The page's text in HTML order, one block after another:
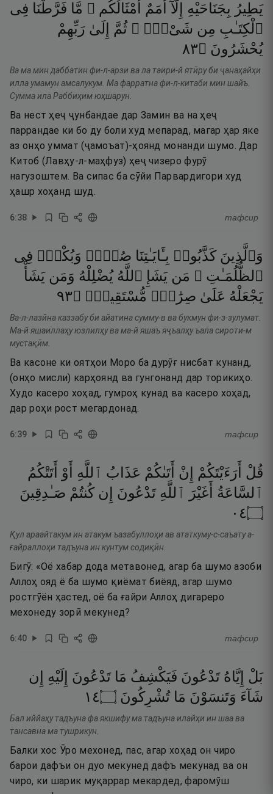
يَطِيرُ بِجَنَاحَيْهِ إِلَّآ أُمَمٌ أَمْثَالُكُم ۚ مَّا فَرَّطْنَا فِى
ٱلْكِتَـٰبِ مِن شَىْءٍۢ ۚ ثُمَّ إِلَىٰ رَبِّهِمْ
يُحْشَرُونَ ۝٣٨
Ва ма мин даббатин фи-л-арзи ва ла таири-й ятӣру би ҷанаҳайҳи
илла умамун амсалукум. Ма фарратна фи-л-китаби мин шайъ.
Сумма ила Раббиҳим юҳшарун.
Ва нест ҳеҷ ҷунбандае дар Замин ва на ҳеҷ
паррандае ки бо ду боли худ мепарад, магар ҳар яке
аз онҳо уммат (ҷамоъат)-ҳоянд монанди шумо. Дар
Китоб (Лавҳу-л-маҳфуз) ҳеҷ чизеро фурӯ
нагузоштем. Ва сипас ба сӯйи Парвардигори худ
ҳашр хоҳанд шуд.
6:38 тафсир
وَٱلَّذِينَ كَذَّبُوا۟ بِـَٔايَـٰتِنَا صُمٌّۭ وَبُكْمٌۭ فِى
ٱلظُّلُمَـٰتِ ۗ مَن يَشَإِ ٱللَّهُ يُضْلِلْهُ وَمَن يَشَأْ
يَجْعَلْهُ عَلَىٰ صِرَٰطٍۢ مُّسْتَقِيمٍۢ ۝٣٩
Ва-л-лазӣна каззабу би айатина сумму-в ва букмун фи-з-зулумат.
Ма-й яшаиллаҳу юзлилҳу ва ма-й яшаъ яҷъалҳу ъала сироти-м
мустақӣм.
Ва касоне ки оятҳои Моро ба дурӯғ нисбат кунанд,
(онҳо мисли) карҳоянд ва гунгонанд дар торикиҳо.
Худо касеро хоҳад, гумроҳ кунад ва касеро хоҳад,
дар роҳи рост мегардонад.
6:39 тафсир
قُلْ أَرَءَيْتَكُمْ إِنْ أَتَىٰكُمْ عَذَابُ ٱللَّهِ أَوْ أَتَتْكُمُ
ٱلسَّاعَةُ أَغَيْرَ ٱللَّهِ تَدْعُونَ إِن كُنتُمْ صَـٰدِقِينَ
۝٤٠
Қул араайтакум ин атакум ъазабуллоҳи ав ататкуму-с-саъату а-
ғайраллоҳи тадъуна ин кунтум содиқӣн.
Бигӯ: «Оё хабар дода метавонед, агар ба шумо азоби
Аллоҳ ояд ё ба шумо қиёмат биёяд, агар шумо
ростгӯён ҳастед, оё ба ғайри Аллоҳ дигареро
мехонеду зорӣ мекунед?
6:40 тафсир
بَلْ إِيَّاهُ تَدْعُونَ فَيَكْشِفُ مَا تَدْعُونَ إِلَيْهِ
إِن
شَآءَ وَتَنسَوْنَ مَا تُشْرِكُونَ ۝٤١
Бал иййаҳу тадъуна фа якшифу ма тадъуна илайҳи ин шаа ва
тансавна ма тушрикун.
Балки хос Ӯро мехонед, пас, агар хоҳад он чиро
барои дафъи он дуо мекунед дафъ мекунад ва он
чиро, ки шарик муқаррар мекардед, фаромӯш